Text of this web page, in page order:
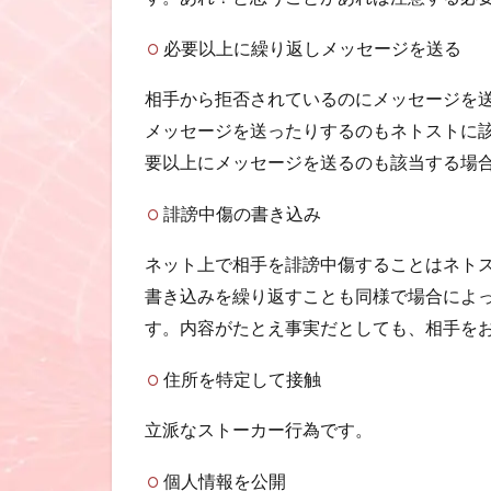
必要以上に繰り返しメッセージを送る
相手から拒否されているのにメッセージを
メッセージを送ったりするのもネトストに
要以上にメッセージを送るのも該当する場
誹謗中傷の書き込み
ネット上で相手を誹謗中傷することはネト
書き込みを繰り返すことも同様で場合によ
す。内容がたとえ事実だとしても、相手を
住所を特定して接触
立派なストーカー行為です。
個人情報を公開